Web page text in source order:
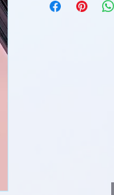
查詢或報價”